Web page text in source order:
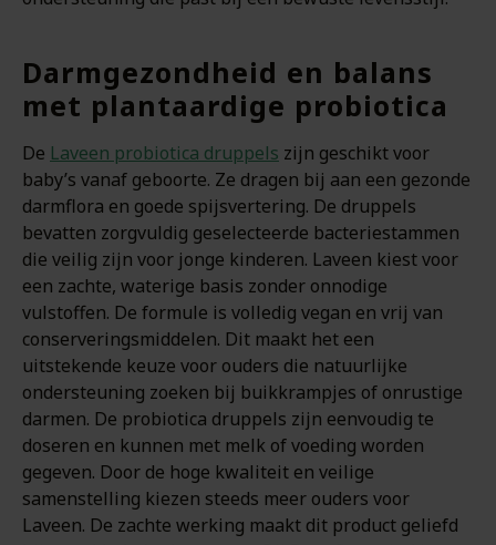
Darmgezondheid en balans
met plantaardige probiotica
De Laveen probiotica druppels zijn geschikt voor
baby’s vanaf geboorte. Ze dragen bij aan een gezonde
darmflora en goede spijsvertering. De druppels
bevatten zorgvuldig geselecteerde bacteriestammen
die veilig zijn voor jonge kinderen. Laveen kiest voor
een zachte, waterige basis zonder onnodige
vulstoffen. De formule is volledig vegan en vrij van
conserveringsmiddelen. Dit maakt het een
uitstekende keuze voor ouders die natuurlijke
ondersteuning zoeken bij buikkrampjes of onrustige
darmen. De probiotica druppels zijn eenvoudig te
doseren en kunnen met melk of voeding worden
gegeven. Door de hoge kwaliteit en veilige
samenstelling kiezen steeds meer ouders voor
Laveen. De zachte werking maakt dit product geliefd